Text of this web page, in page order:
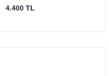
4.400 TL